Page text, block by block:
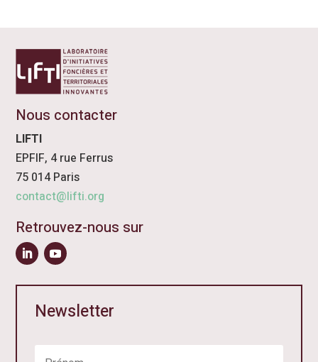
Nous contacter
LIFTI
EPFIF, 4 rue Ferrus
75 014 Paris
contact@lifti.org
Retrouvez-nous sur
Newsletter